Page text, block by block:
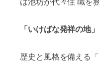
「いけばな発祥の地」
歴史と風格を備える「